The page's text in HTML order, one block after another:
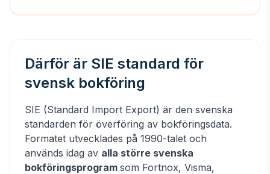
Därför är SIE standard för
svensk bokföring
SIE (Standard Import Export) är den svenska
standarden för överföring av bokföringsdata.
Formatet utvecklades på 1990-talet och
används idag av alla större svenska
bokföringsprogram som Fortnox, Visma,